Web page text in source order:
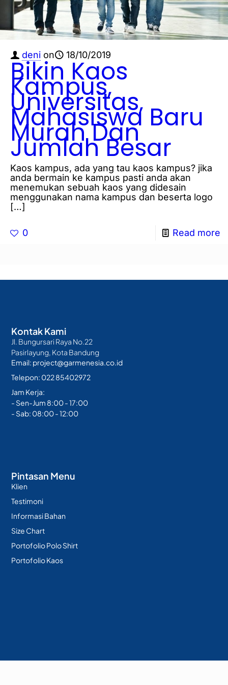
deni on 18/10/2019
Bikin Kaos
Kampus,
Universitas,
Mahasiswa Baru
Murah Dan
Jumlah Besar
Kaos kampus, ada yang tau kaos kampus? jika
anda bermain ke kampus pasti anda akan
menemukan sebuah kaos yang didesain
menggunakan nama kampus dan beserta logo
[…]
0 Read more
Pintasan Menu
Klien
Testimoni
Informasi Bahan
Size Chart
Portofolio Polo Shirt
Portofolio Kaos
Kontak Kami
Jl. Bungursari Raya No.22
Pasirlayung, Kota Bandung
Email: project@garmenesia.co.id
Telepon: 022 85402972
Jam Kerja:
- Sen-Jum 8:00 - 17:00
- Sab: 08:00 - 12:00